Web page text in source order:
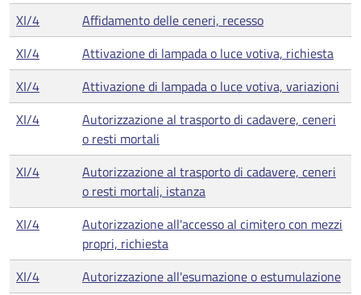
XI/4
Affidamento delle ceneri, recesso
XI/4
Attivazione di lampada o luce votiva, richiesta
XI/4
Attivazione di lampada o luce votiva, variazioni
XI/4
Autorizzazione al trasporto di cadavere, ceneri
o resti mortali
XI/4
Autorizzazione al trasporto di cadavere, ceneri
o resti mortali, istanza
XI/4
Autorizzazione all'accesso al cimitero con mezzi
propri, richiesta
XI/4
Autorizzazione all'esumazione o estumulazione